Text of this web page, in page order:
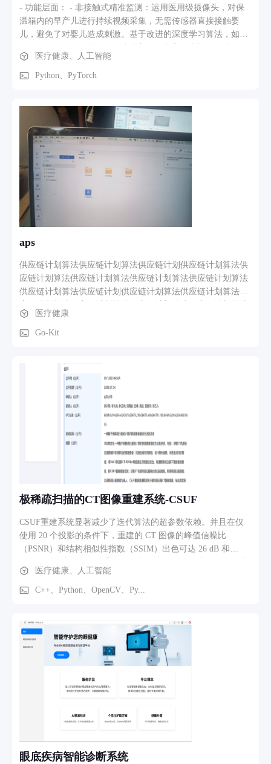
- 功能层面： - 非接触式精准监测：运用医用级摄像头，对保
温箱内的早产儿进行持续视频采集，无需传感器直接接触婴
儿，避免了对婴儿造成刺激。基于改进的深度学习算法，如
干等关键身体部位，实现对其姿态的高精度识别。 - 异常行为
智能检测：通过对早产儿姿态的时序分析，系统可以有效识别
统问题。 - 模型优化与实时性保障：采用TensorRT等技术对姿
态识别模型进行加速，确保系统能够在不损失过多精度的前提
下，实现对早产儿姿态的实时监测与分析。针对早产儿体型
小、易出现遮挡等特点，对模型的anchor设计进行针对性优
化，提升模型在复杂情况下的鲁棒性。 - 业务层面： - 助力早
期风险筛查：能够协助医生尽早发现早产儿患脑瘫、神经发育
迟缓等疾病的风险信号，为早期干预争取宝贵时间。研究表
明，早期干预可使早产儿的脑瘫发生率从35.5‰降到9.4‰ ，对
改善早产儿的健康预后具有重要意义。
医疗健康、人工智能
Python、PyTorch
aps
供应链计划算法供应链计划算法供应链计划供应链计划算法供
应链计划算法供应链计划算法供应链计划算法供应链计划算法
供应链计划算法供应链计划供应链计划算法供应链计划算法供
供应链计划供应链计划算法供应链计划算法供应链计划算法供
应链计划算法
医疗健康
Go-Kit
极稀疏扫描的CT图像重建系统-CSUF
CSUF重建系统显著减少了迭代算法的超参数依赖。并且在仅
使用 20 个投影的条件下，重建的 CT 图像的峰值信噪比
（PSNR）和结构相似性指数（SSIM）出色可达 26 dB 和
足临床诊断的需求。
医疗健康、人工智能
C++、Python、OpenCV、Py...
眼底疾病智能诊断系统